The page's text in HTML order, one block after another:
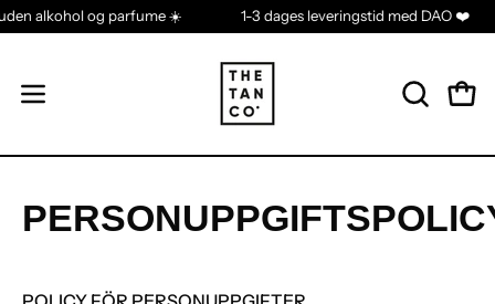
uden alkohol og parfume ☀️ 1-3 dages leveringstid med DAO ❤️